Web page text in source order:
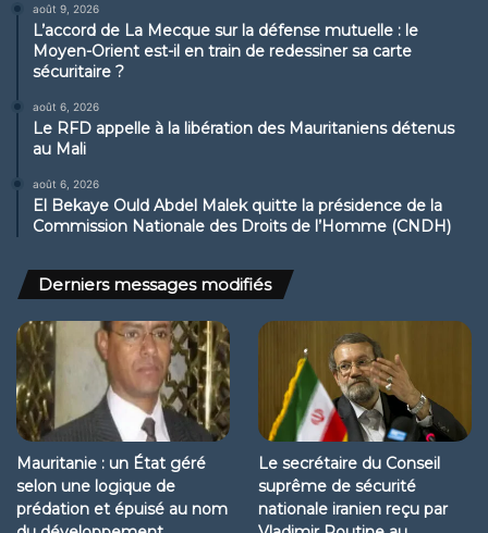
août 9, 2026
L’accord de La Mecque sur la défense mutuelle : le
Moyen-Orient est-il en train de redessiner sa carte
sécuritaire ?
août 6, 2026
Le RFD appelle à la libération des Mauritaniens détenus
au Mali
août 6, 2026
El Bekaye Ould Abdel Malek quitte la présidence de la
Commission Nationale des Droits de l’Homme (CNDH)
Derniers messages modifiés
Mauritanie : un État géré
selon une logique de
prédation et épuisé au nom
Le secrétaire du Conseil
suprême de sécurité
nationale iranien reçu par